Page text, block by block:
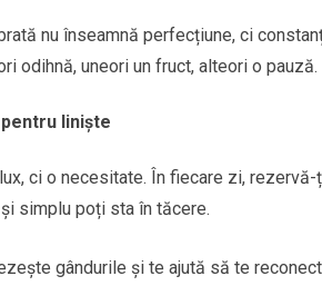
nu înseamnă perfecțiune, ci
odihnă, uneori un fruct, alteori o pauză.
liniște
ci o necesitate. În fiecare zi,
simplu poți sta în tăcere.
gândurile și te ajută să te